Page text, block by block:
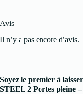
Avis
Il n’y a pas encore d’avis.
Soyez le premier à
STEEL 2 Portes pleine